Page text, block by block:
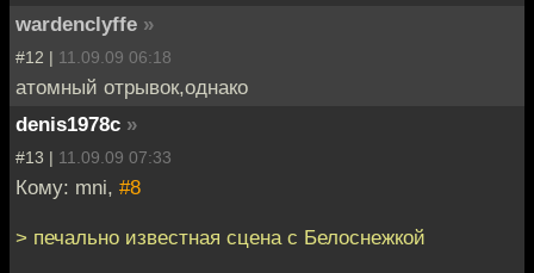
wardenclyffe »
#12 | 11.09.09 06:18
атомный отрывок,однако
denis1978c »
#13 | 11.09.09 07:33
Кому: mni, #8
> печально известная сцена с Белоснежкой